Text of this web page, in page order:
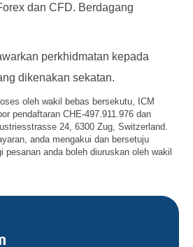
dan CFD. Berdagang
perkhidmatan kepada
dikenakan sekatan.
oleh wakil bebas bersekutu, ICM
pendaftaran CHE-497.911.976 dan
24, 6300 Zug, Switzerland.
anda mengakui dan bersetuju
pesanan anda boleh diuruskan oleh wakil